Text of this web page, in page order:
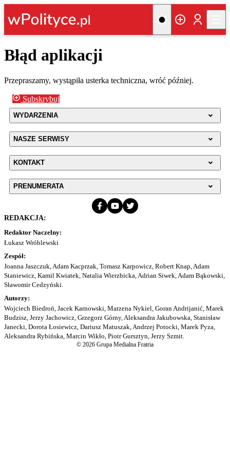
Błąd aplikacji
Przepraszamy, wystąpiła usterka techniczna, wróć później.
Subskrybuj
WYDARZENIA
NASZE SERWISY
KONTAKT
PRENUMERATA
REDAKCJA:
Redaktor Naczelny:
Łukasz Wróblewski
Zespół:
Joanna Jaszczuk, Adam Kacprzak, Tomasz Karpowicz, Robert Knap, Adam
Staniewicz, Kamil Kwiatek, Natalia Wierzbicka, Adrian Siwek, Adam Bąkowski,
Sławomir Cedzyński.
Autorzy:
Wojciech Biedroń, Jacek Karnowski, Marzena Nykiel, Goran Andrijanić, Marek
Budzisz, Jerzy Jachowicz, Grzegorz Górny, Aleksandra Jakubowska, Stanisław
Janecki, Dorota Łosiewicz, Dariusz Matuszak, Andrzej Potocki, Marek Pyza,
Aleksandra Rybińska, Marcin Wikło, Piotr Gursztyn, Jerzy Szmit.
© 2026 Grupa Medialna Fratria